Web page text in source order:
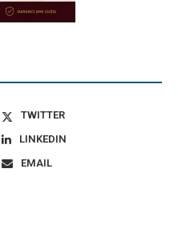
TWITTER
LINKEDIN
EMAIL